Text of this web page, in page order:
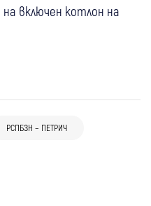
включен котлон на
РСПБЗН – ПЕТРИЧ
18:09
в гора
за пожара край